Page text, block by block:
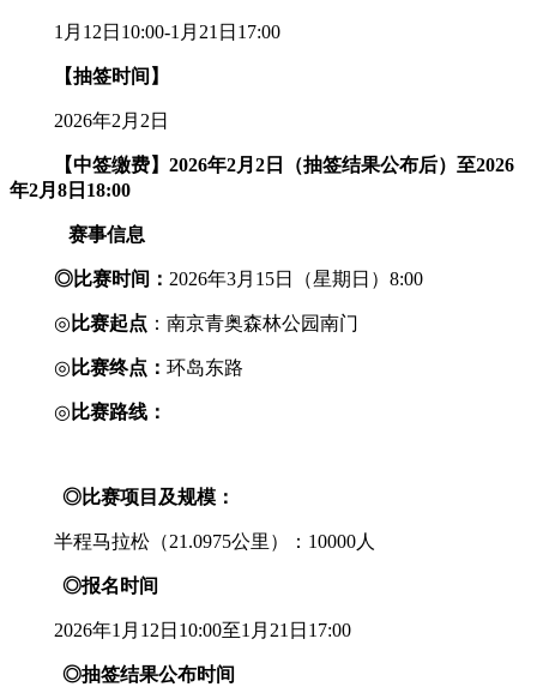
1月12日10:00-1月21日17:00
【抽签时间】
2026年2月2日
【中签缴费】2026年2月2日（抽签结果公布后）至2026
年2月8日18:00
赛事信息
◎比赛时间：2026年3月15日（星期日）8:00
◎ 比赛起点 ：南京青奥森林公园南门
◎ 比赛终点：环岛东路
◎ 比赛路线：
◎比赛项目及规模：
半程马拉松（21.0975公里）：10000人
◎报名时间
2026年1月12日10:00至1月21日17:00
◎抽签结果公布时间